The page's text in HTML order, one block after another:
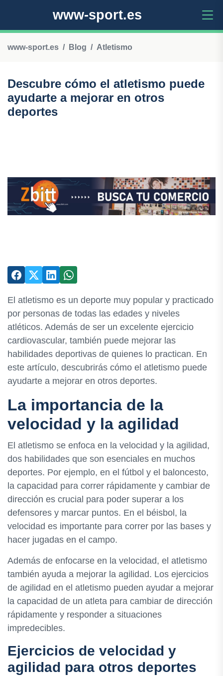
www-sport.es
www-sport.es Blog Atletismo
Descubre cómo el atletismo puede
ayudarte a mejorar en otros
deportes
El atletismo es un deporte muy popular y practicado
por personas de todas las edades y niveles
atléticos. Además de ser un excelente ejercicio
cardiovascular, también puede mejorar las
habilidades deportivas de quienes lo practican. En
este artículo, descubrirás cómo el atletismo puede
ayudarte a mejorar en otros deportes.
La importancia de la
velocidad y la agilidad
El atletismo se enfoca en la velocidad y la agilidad,
dos habilidades que son esenciales en muchos
deportes. Por ejemplo, en el fútbol y el baloncesto,
la capacidad para correr rápidamente y cambiar de
dirección es crucial para poder superar a los
defensores y marcar puntos. En el béisbol, la
velocidad es importante para correr por las bases y
hacer jugadas en el campo.
Además de enfocarse en la velocidad, el atletismo
también ayuda a mejorar la agilidad. Los ejercicios
de agilidad en el atletismo pueden ayudar a mejorar
la capacidad de un atleta para cambiar de dirección
rápidamente y responder a situaciones
impredecibles.
Ejercicios de velocidad y
agilidad para otros deportes